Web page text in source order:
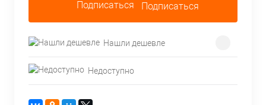
Подписаться
Нашли дешевле
Недоступно